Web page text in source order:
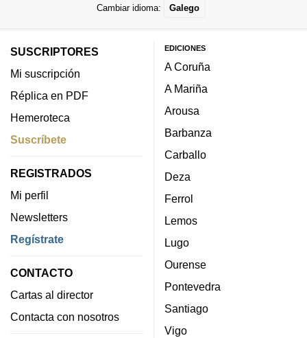
Cambiar idioma: Galego
SUSCRIPTORES
Mi suscripción
Réplica en PDF
Hemeroteca
Suscríbete
REGISTRADOS
Mi perfil
Newsletters
Regístrate
CONTACTO
Cartas al director
Contacta con nosotros
EDICIONES
A Coruña
A Mariña
Arousa
Barbanza
Carballo
Deza
Ferrol
Lemos
Lugo
Ourense
Pontevedra
Santiago
Vigo